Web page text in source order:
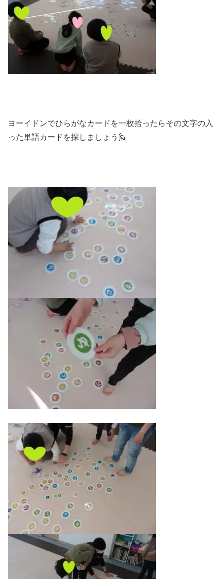
ヨーイドンでひらがなカードを一枚拾ったらその文字の入
った単語カードを探しましょう🙋